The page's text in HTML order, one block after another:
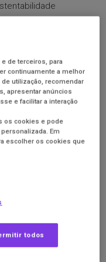
com taxa
de terceiros, para
continuamente a melhor
utilização, recomendar
apresentar anúncios
e facilitar a interação
os cookies e pode
Em
escolher os cookies que
todos